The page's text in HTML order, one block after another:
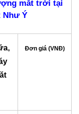
măt trời tại
Như Ý
Đơn giá (VNĐ)